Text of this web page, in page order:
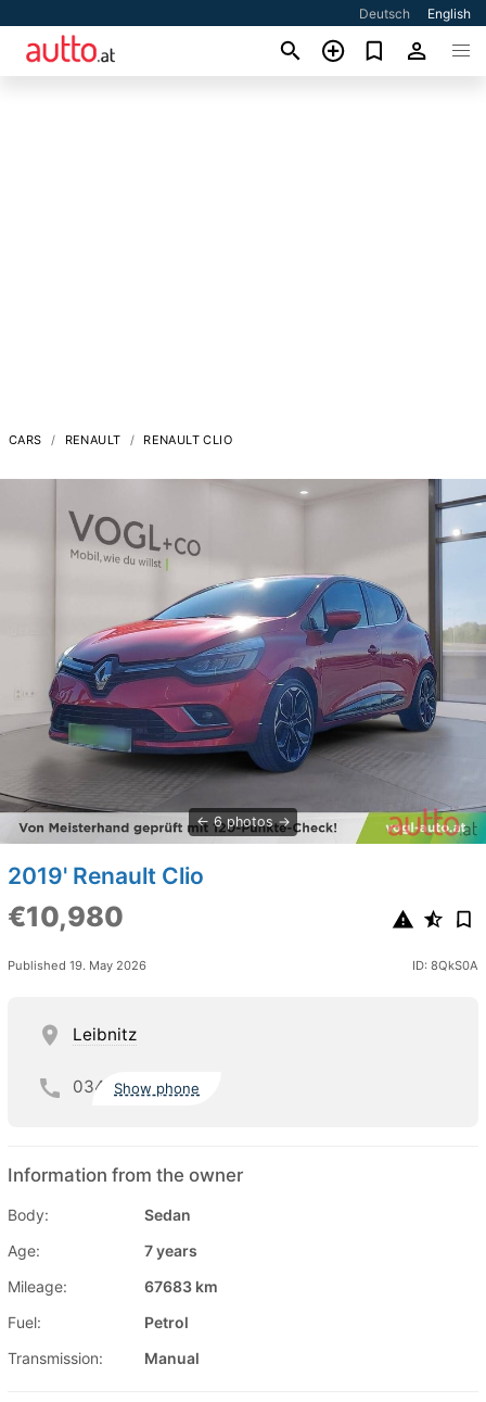
Deutsch English
CARS RENAULT RENAULT CLIO
6 photos
2019' Renault Clio
€10,980
Published 19. May 2026 ID: 8QkS0A
Leibnitz
034 Show phone
Information from the owner
Body:
Sedan
Age:
7 years
Mileage:
67683 km
Fuel:
Petrol
Transmission:
Manual